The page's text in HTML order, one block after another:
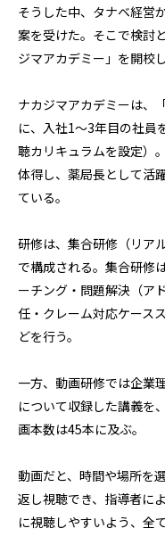
そうした中、タナベ経営
案を受けた。そこで検討
ジマアカデミー」を開校
ナカジマアカデミーは、
に、入社1～3年目の社員
聴カリキュラムを設定）
体得し、薬局長として活
ている。
研修は、集合研修（リア
で構成される。集合研修
ーチング・問題解決（ア
任・クレーム対応ケース
どを行う。
一方、動画研修では企業
について収録した講義を
画本数は45本に及ぶ。
動画だと、時間や場所を
返し視聴でき、指導者に
に視聴しやすいよう、全